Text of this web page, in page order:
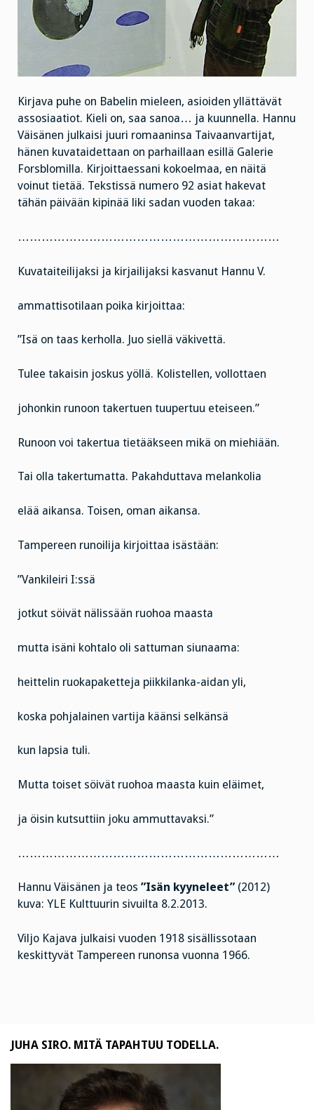
Kirjava puhe on Babelin mieleen, asioiden yllättävät
assosiaatiot. Kieli on, saa sanoa… ja kuunnella. Hannu
Väisänen julkaisi juuri romaaninsa Taivaanvartijat,
hänen kuvataidettaan on parhaillaan esillä Galerie
Forsblomilla. Kirjoittaessani kokoelmaa, en näitä
voinut tietää. Tekstissä numero 92 asiat hakevat
tähän päivään kipinää liki sadan vuoden takaa:
…………………………………………………………
Kuvataiteilijaksi ja kirjailijaksi kasvanut Hannu V.
ammattisotilaan poika kirjoittaa:
”Isä on taas kerholla. Juo siellä väkivettä.
Tulee takaisin joskus yöllä. Kolistellen, vollottaen
johonkin runoon takertuen tuupertuu eteiseen.”
Runoon voi takertua tietääkseen mikä on miehiään.
Tai olla takertumatta. Pakahduttava melankolia
elää aikansa. Toisen, oman aikansa.
Tampereen runoilija kirjoittaa isästään:
”Vankileiri I:ssä
jotkut söivät nälissään ruohoa maasta
mutta isäni kohtalo oli sattuman siunaama:
heittelin ruokapaketteja piikkilanka-aidan yli,
koska pohjalainen vartija käänsi selkänsä
kun lapsia tuli.
Mutta toiset söivät ruohoa maasta kuin eläimet,
ja öisin kutsuttiin joku ammuttavaksi.”
…………………………………………………………
Hannu Väisänen ja teos ”Isän kyyneleet” (2012)
kuva: YLE Kulttuurin sivuilta 8.2.2013.
Viljo Kajava julkaisi vuoden 1918 sisällissotaan
keskittyvät Tampereen runonsa vuonna 1966.
JUHA SIRO. MITÄ TAPAHTUU TODELLA.